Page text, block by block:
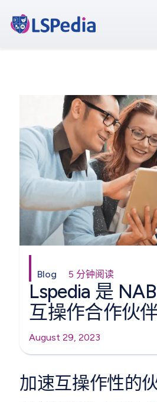
Blog 5 分钟阅读
Lspedia 是
互操作合作伙
August 29, 2023
加速互操作性的